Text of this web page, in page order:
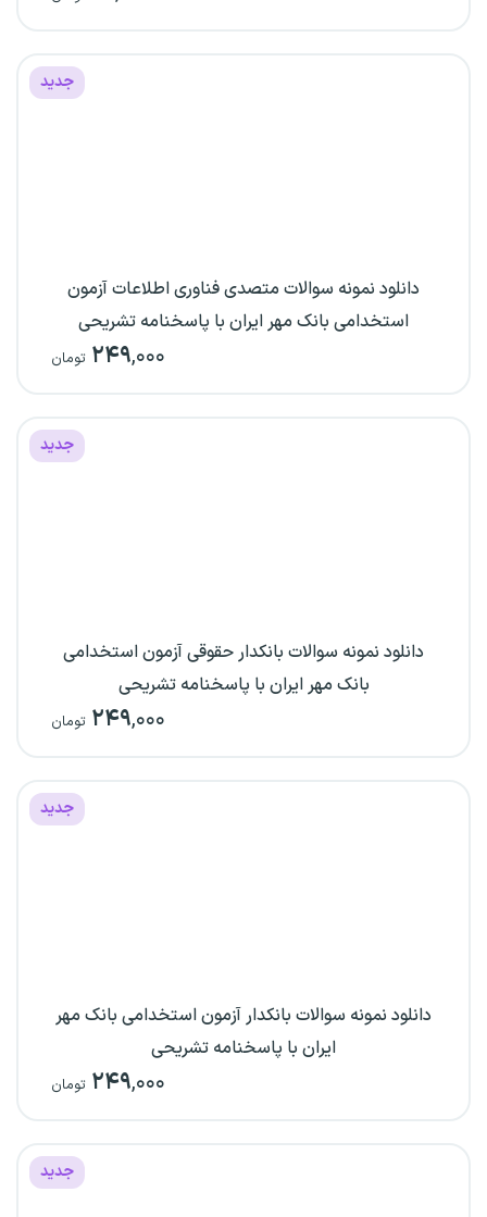
جدید
دانلود نمونه سوالات متصدی فناوری اطلاعات آزمون
استخدامی بانک مهر ایران با پاسخنامه تشریحی
۲۴۹,۰۰۰ تومان
جدید
دانلود نمونه سوالات بانکدار حقوقی آزمون استخدامی
بانک مهر ایران با پاسخنامه تشریحی
۲۴۹,۰۰۰ تومان
جدید
دانلود نمونه سوالات بانکدار آزمون استخدامی بانک مهر
ایران با پاسخنامه تشریحی
۲۴۹,۰۰۰ تومان
جدید